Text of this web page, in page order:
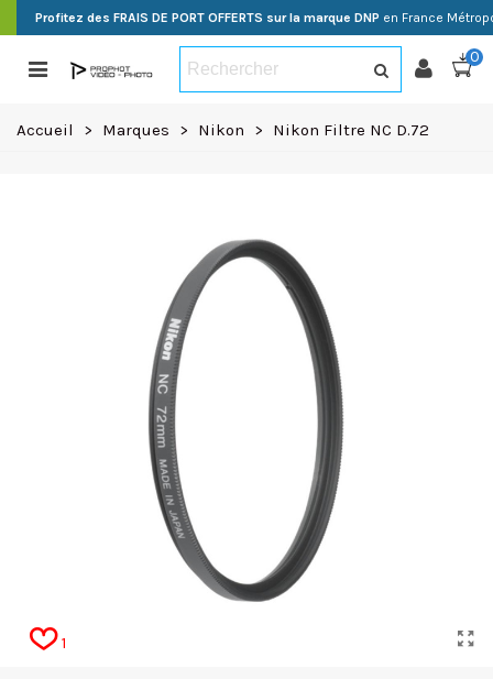
Profitez des FRAIS DE PORT OFFERTS sur la marque DNP en France
0
Accueil > Marques > Nikon > Nikon Filtre NC D.72
1